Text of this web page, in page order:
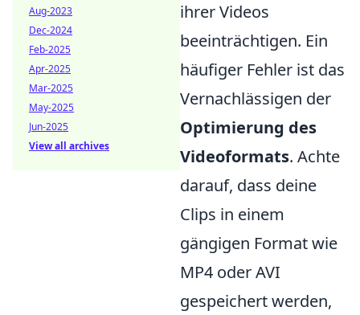
ihrer Videos
beeinträchtigen. Ein
häufiger Fehler ist das
Vernachlässigen der
Optimierung des
Videoformats. Achte
darauf, dass deine
Clips in einem
gängigen Format wie
MP4 oder AVI
gespeichert werden,
Aug-2023
Dec-2024
Feb-2025
Apr-2025
Mar-2025
May-2025
Jun-2025
View all archives